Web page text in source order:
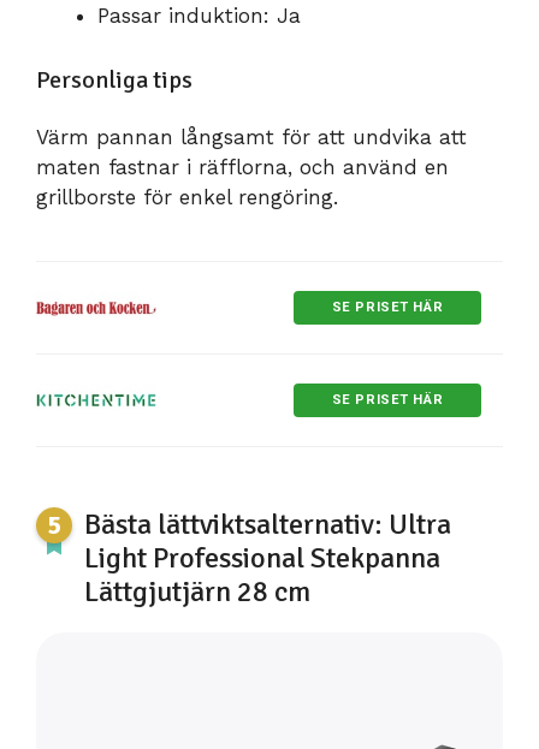
Passar induktion: Ja
Personliga tips
Värm pannan långsamt för att undvika att
maten fastnar i räfflorna, och använd en
grillborste för enkel rengöring.
SE PRISET HÄR
SE PRISET HÄR
Bästa lättviktsalternativ: Ultra
Light Professional Stekpanna
Lättgjutjärn 28 cm